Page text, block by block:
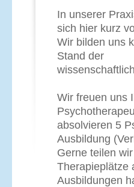
In unserer
sich hier kurz
Wir bilden uns
Stand der
Wir freuen uns
absolvieren 5
Ausbildung
Gerne teilen
Therapieplätze
Ausbildungen